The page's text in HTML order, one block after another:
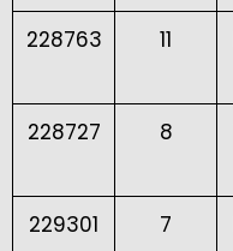
228763 11
228727 8
229301 7